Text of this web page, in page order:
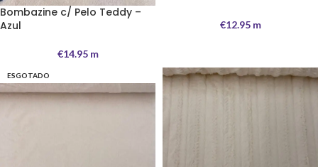
Bombazine c/ Pelo Teddy –
Azul
€14.95m
€12.95m
ESGOTADO